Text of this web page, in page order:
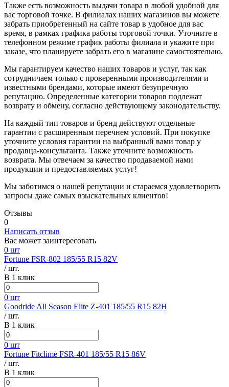
Также есть возможность выдачи товара в любой удобной для
вас торговой точке. В филиалах наших магазинов вы можете
забрать приобретенный на сайте товар в удобное для вас
время, в рамках графика работы торговой точки. Уточните в
телефонном режиме график работы филиала и укажите при
заказе, что планируете забрать его в магазине самостоятельно.
Мы гарантируем качество наших товаров и услуг, так как
сотрудничаем только с проверенными производителями и
известными брендами, которые имеют безупречную
репутацию. Определенные категории товаров подлежат
возврату и обмену, согласно действующему законодательству.
На каждый тип товаров и бренд действуют отдельные
гарантии с расширенным перечнем условий. При покупке
уточните условия гарантии на выбранный вами товар у
продавца-консультанта. Также уточните возможность
возврата. Мы отвечаем за качество продаваемой нами
продукции и предоставляемых услуг!
Мы заботимся о нашей репутации и стараемся удовлетворить
запросы даже самых взыскательных клиентов!
Отзывы
0
Написать отзыв
Вас может заинтересовать
0 шт
Fortune FSR-802 185/55 R15 82V
/ шт.
В 1 клик
0 шт
Goodride All Season Elite Z-401 185/55 R15 82H
/ шт.
В 1 клик
0 шт
Fortune Fitclime FSR-401 185/55 R15 86V
/ шт.
В 1 клик